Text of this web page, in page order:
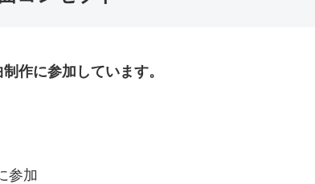
作に参加しています。
参加